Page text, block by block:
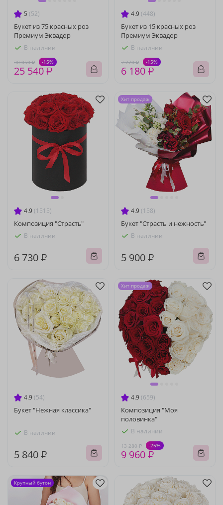
5 (52)
Букет из 75 красных роз
Премиум Эквадор
В наличии
30 050 ₽ -15%
25 540 ₽
4.9 (448)
Букет из 15 красных роз
Премиум Эквадор
В наличии
7 270 ₽ -15%
6 180 ₽
4.9 (1515)
Композиция "Страсть"
В наличии
6 730 ₽
4.9 (158)
Букет "Страсть и нежность"
В наличии
5 900 ₽
Хит продаж
4.9 (54)
Букет "Нежная классика"
В наличии
5 840 ₽
4.9 (659)
Композиция "Моя
половинка"
В наличии
13 280 ₽ -25%
9 960 ₽
Хит продаж
Крупный бутон